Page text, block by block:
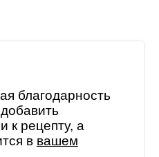
благодарность
к рецепту, а
в вашем